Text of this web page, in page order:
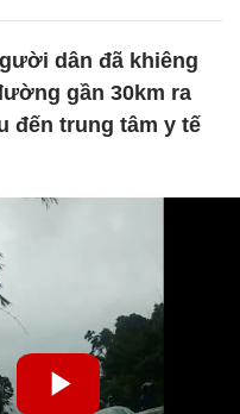
dân đã khiêng
gần 30km ra
đến trung tâm y tế